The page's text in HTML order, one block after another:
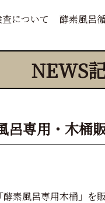
について 酵素風呂
NEWS
呂専用・木桶
素風呂専用木桶」を販